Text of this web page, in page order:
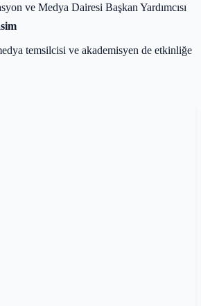
ve Medya Dairesi Başkan Yardımcısı
temsilcisi ve akademisyen de etkinliğe